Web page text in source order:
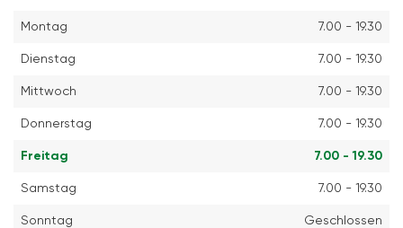
Montag 7.00 - 19.30
Dienstag 7.00 - 19.30
Mittwoch 7.00 - 19.30
Donnerstag 7.00 - 19.30
Freitag 7.00 - 19.30
Samstag 7.00 - 19.30
Sonntag Geschlossen